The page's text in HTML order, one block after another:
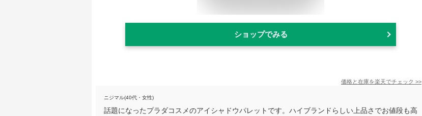
ショップでみる
価格と在庫を楽天でチェック >>
ニジマル(40代・女性)
話題になったプラダコスメのアイシャドウパレットです。ハイブランドらしい上品さでお値段も高